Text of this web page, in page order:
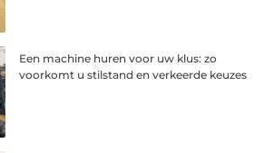
Een machine huren voor uw klus: zo
voorkomt u stilstand en verkeerde keuzes